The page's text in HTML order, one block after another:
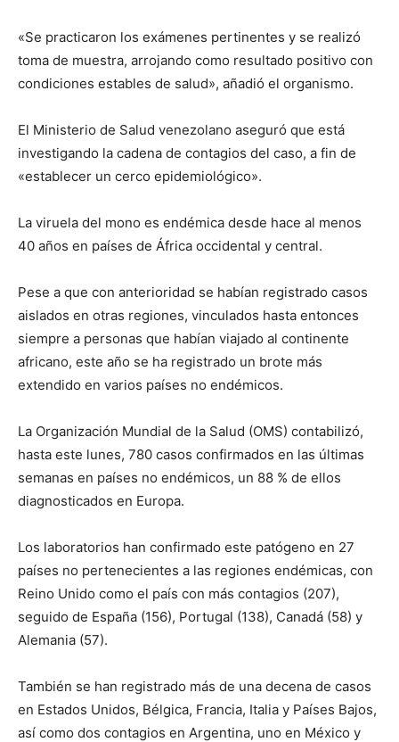
«Se practicaron los exámenes pertinentes y se realizó
toma de muestra, arrojando como resultado positivo con
condiciones estables de salud», añadió el organismo.
El Ministerio de Salud venezolano aseguró que está
investigando la cadena de contagios del caso, a fin de
«establecer un cerco epidemiológico».
La viruela del mono es endémica desde hace al menos
40 años en países de África occidental y central.
Pese a que con anterioridad se habían registrado casos
aislados en otras regiones, vinculados hasta entonces
siempre a personas que habían viajado al continente
africano, este año se ha registrado un brote más
extendido en varios países no endémicos.
La Organización Mundial de la Salud (OMS) contabilizó,
hasta este lunes, 780 casos confirmados en las últimas
semanas en países no endémicos, un 88 % de ellos
diagnosticados en Europa.
Los laboratorios han confirmado este patógeno en 27
países no pertenecientes a las regiones endémicas, con
Reino Unido como el país con más contagios (207),
seguido de España (156), Portugal (138), Canadá (58) y
Alemania (57).
También se han registrado más de una decena de casos
en Estados Unidos, Bélgica, Francia, Italia y Países Bajos,
así como dos contagios en Argentina, uno en México y